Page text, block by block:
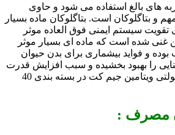
های بالغ استفاده می شود و حاوی
و بتاگلوکان است. بتاگلوکان ماده بسیار
سیستم ایمنی فوق العاده موثر
غنی شده است که ماده ای بسیار موثر
و فواید بیشماری برای بدن حیوان
را بهبود بخشیده و سبب افزایش قدرت
دید گربه ها خواهد شد. مولتی ویتامین جیم کت در بسته بندی 40
مصرف :